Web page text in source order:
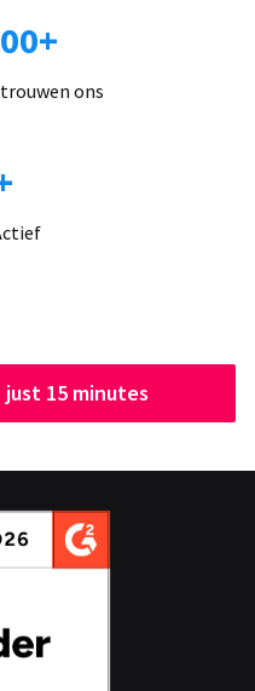
ons
15 minutes